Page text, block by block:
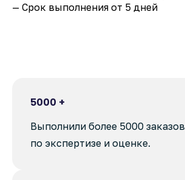
— Срок выполнения от 5 дней
5000 +
Выполнили более 5000 заказов
по экспертизе и оценке.